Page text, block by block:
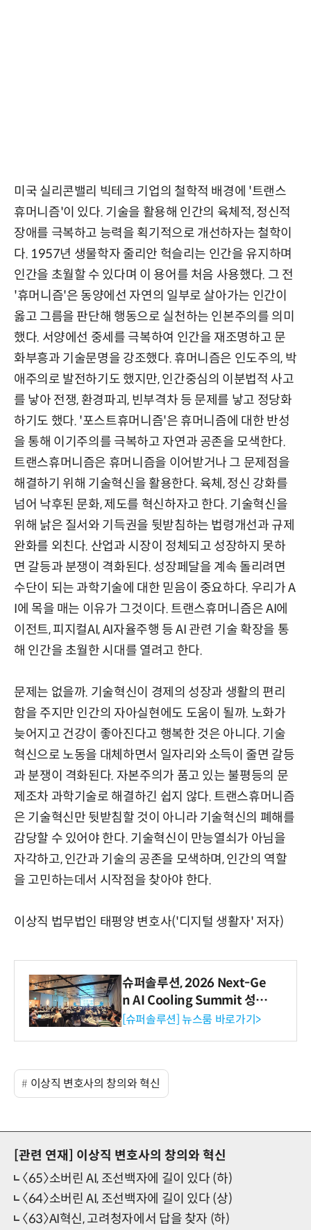
미국 실리콘밸리 빅테크 기업의 철학적 배경에 '트랜스
휴머니즘'이 있다. 기술을 활용해 인간의 육체적, 정신적
장애를 극복하고 능력을 획기적으로 개선하자는 철학이
다. 1957년 생물학자 줄리안 헉슬리는 인간을 유지하며
인간을 초월할 수 있다며 이 용어를 처음 사용했다. 그 전
'휴머니즘'은 동양에선 자연의 일부로 살아가는 인간이
옳고 그름을 판단해 행동으로 실천하는 인본주의를 의미
했다. 서양에선 중세를 극복하여 인간을 재조명하고 문
화부흥과 기술문명을 강조했다. 휴머니즘은 인도주의, 박
애주의로 발전하기도 했지만, 인간중심의 이분법적 사고
를 낳아 전쟁, 환경파괴, 빈부격차 등 문제를 낳고 정당화
하기도 했다. '포스트휴머니즘'은 휴머니즘에 대한 반성
을 통해 이기주의를 극복하고 자연과 공존을 모색한다.
트랜스휴머니즘은 휴머니즘을 이어받거나 그 문제점을
해결하기 위해 기술혁신을 활용한다. 육체, 정신 강화를
넘어 낙후된 문화, 제도를 혁신하자고 한다. 기술혁신을
위해 낡은 질서와 기득권을 뒷받침하는 법령개선과 규제
완화를 외친다. 산업과 시장이 정체되고 성장하지 못하
면 갈등과 분쟁이 격화된다. 성장페달을 계속 돌리려면
수단이 되는 과학기술에 대한 믿음이 중요하다. 우리가 A
I에 목을 매는 이유가 그것이다. 트랜스휴머니즘은 AI에
이전트, 피지컬AI, AI자율주행 등 AI 관련 기술 확장을 통
해 인간을 초월한 시대를 열려고 한다.
문제는 없을까. 기술혁신이 경제의 성장과 생활의 편리
함을 주지만 인간의 자아실현에도 도움이 될까. 노화가
늦어지고 건강이 좋아진다고 행복한 것은 아니다. 기술
혁신으로 노동을 대체하면서 일자리와 소득이 줄면 갈등
과 분쟁이 격화된다. 자본주의가 품고 있는 불평등의 문
제조차 과학기술로 해결하긴 쉽지 않다. 트랜스휴머니즘
은 기술혁신만 뒷받침할 것이 아니라 기술혁신의 폐해를
감당할 수 있어야 한다. 기술혁신이 만능열쇠가 아님을
자각하고, 인간과 기술의 공존을 모색하며, 인간의 역할
을 고민하는데서 시작점을 찾아야 한다.
이상직 법무법인 태평양 변호사('디지털 생활자' 저자)
슈퍼솔루션, 2026 Next-Ge
n AI Cooling Summit 성황
리 성료
[슈퍼솔루션] 뉴스룸 바로가기>
이상직 변호사의 창의와 혁신
[관련 연재]
이상직 변호사의 창의와 혁신
〈65〉소버린 AI, 조선백자에 길이 있다 (하)
〈64〉소버린 AI, 조선백자에 길이 있다 (상)
〈63〉AI혁신, 고려청자에서 답을 찾자 (하)